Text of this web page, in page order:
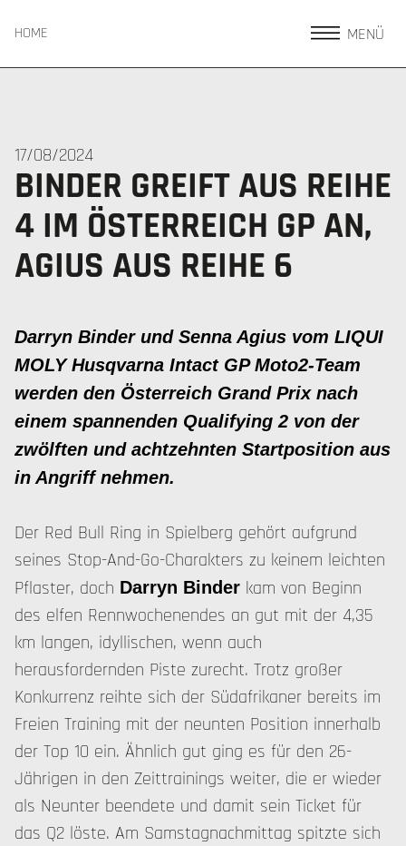
HOME MENÜ
17/08/2024
BINDER GREIFT AUS REIHE
4 IM ÖSTERREICH GP AN,
AGIUS AUS REIHE 6
Darryn Binder und Senna Agius vom LIQUI
MOLY Husqvarna Intact GP Moto2-Team
werden den Österreich Grand Prix nach
einem spannenden Qualifying 2 von der
zwölften und achtzehnten Startposition aus
in Angriff nehmen.
Der Red Bull Ring in Spielberg gehört aufgrund
seines Stop-And-Go-Charakters zu keinem leichten
Pflaster, doch Darryn Binder kam von Beginn
des elfen Rennwochenendes an gut mit der 4,35
km langen, idyllischen, wenn auch
herausfordernden Piste zurecht. Trotz großer
Konkurrenz reihte sich der Südafrikaner bereits im
Freien Training mit der neunten Position innerhalb
der Top 10 ein. Ähnlich gut ging es für den 26-
Jährigen in den Zeittrainings weiter, die er wieder
als Neunter beendete und damit sein Ticket für
das Q2 löste. Am Samstagnachmittag spitzte sich